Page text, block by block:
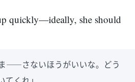
quickly—ideally, she should
――さないほうがいいな。どう